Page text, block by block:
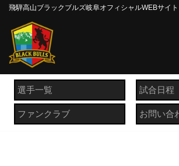
コ
ン
テ
ン
へ
飛騨高山ブラックブルズ岐阜オフィシャルWEBサイト
選手一覧 試合日程
ファンクラブ お問い合